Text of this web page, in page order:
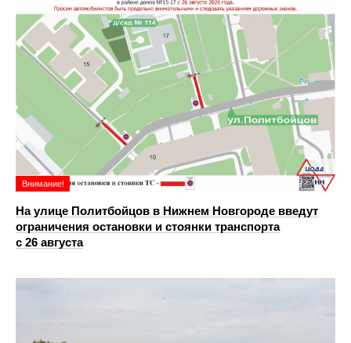
Внимание!
На улице Политбойцов в Нижнем Новгороде введут
ограничения остановки и стоянки транспорта
с 26 августа